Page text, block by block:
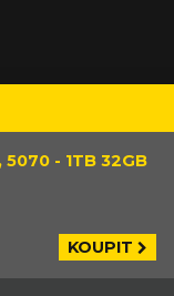
- 1TB 32GB
KOUPIT